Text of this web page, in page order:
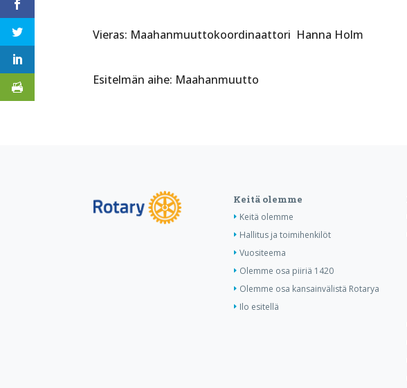
Vieras: Maahanmuuttokoordinaattori Hanna Holm
Esitelmän aihe: Maahanmuutto
Keitä olemme
Keitä olemme
Hallitus ja toimihenkilöt
Vuositeema
Olemme osa piiriä 1420
Olemme osa kansainvälistä Rotarya
Ilo esitellä